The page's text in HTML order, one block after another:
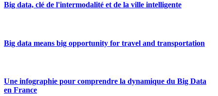
Big data, clé de l'intermodalité et de la ville intelligente
Big data means big opportunity for travel and transportation
Une infographie pour comprendre la dynamique du Big Data
en France